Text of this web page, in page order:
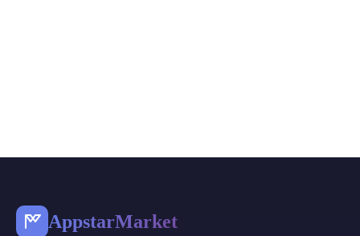
AppstarMarket